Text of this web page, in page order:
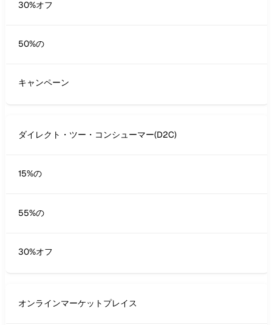
30%オフ
50%の
キャンペーン
ダイレクト・ツー・コンシューマー(D2C)
15%の
55%の
30%オフ
オンラインマーケットプレイス